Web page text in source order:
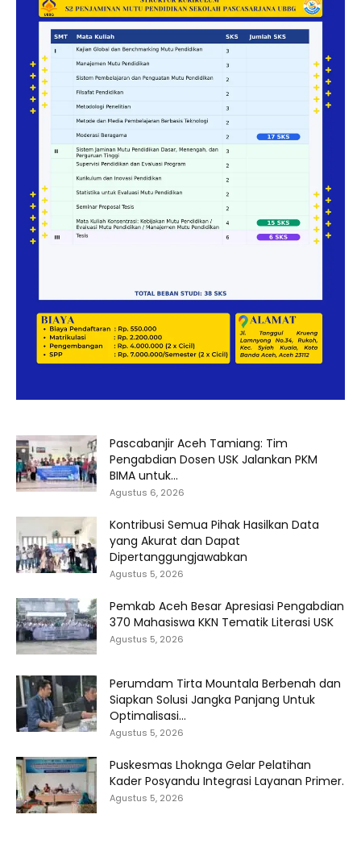
Pascabanjir Aceh Tamiang: Tim
Pengabdian Dosen USK Jalankan PKM
BIMA untuk...
Agustus 6, 2026
Kontribusi Semua Pihak Hasilkan Data
yang Akurat dan Dapat
Dipertanggungjawabkan
Agustus 5, 2026
Pemkab Aceh Besar Apresiasi Pengabdian
370 Mahasiswa KKN Tematik Literasi USK
Agustus 5, 2026
Perumdam Tirta Mountala Berbenah dan
Siapkan Solusi Jangka Panjang Untuk
Optimalisasi...
Agustus 5, 2026
Puskesmas Lhoknga Gelar Pelatihan
Kader Posyandu Integrasi Layanan Primer.
Agustus 5, 2026